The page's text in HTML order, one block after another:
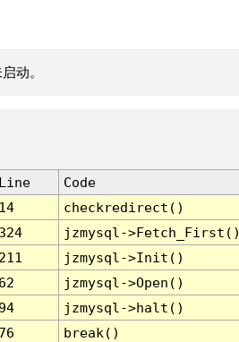
动。
Line
Code
14
checkredirect()
324
jzmysql-
211
jzmysql->Init()
62
jzmysql->Open()
94
jzmysql->halt()
76 break()